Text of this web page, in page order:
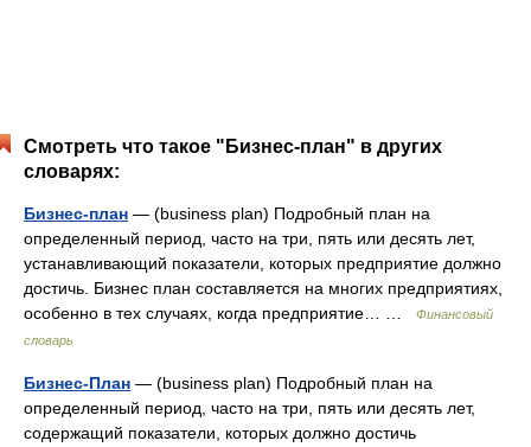
Смотреть что такое "Бизнес-план" в других
словарях:
Бизнес-план — (business plan) Подробный план на
определенный период, часто на три, пять или десять лет,
устанавливающий показатели, которых предприятие должно
достичь. Бизнес план составляется на многих предприятиях,
особенно в тех случаях, когда предприятие… …
Финансовый
словарь
Бизнес-План — (business plan) Подробный план на
определенный период, часто на три, пять или десять лет,
содержащий показатели, которых должно достичь